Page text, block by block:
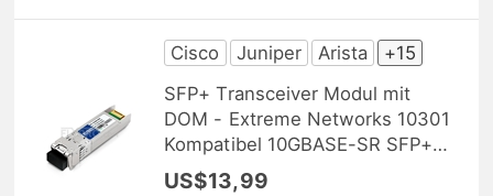
Cisco Juniper Arista
+15
SFP+ Transceiver Modul mit
DOM - Extreme Networks 10301
Kompatibel 10GBASE-SR SFP+
850nm 300m
US$13,99